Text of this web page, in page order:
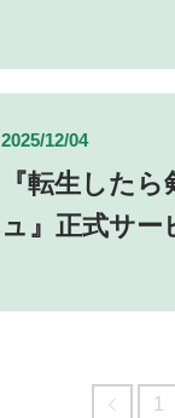
2025/12/04
『転生した
ュ』正式サー
1